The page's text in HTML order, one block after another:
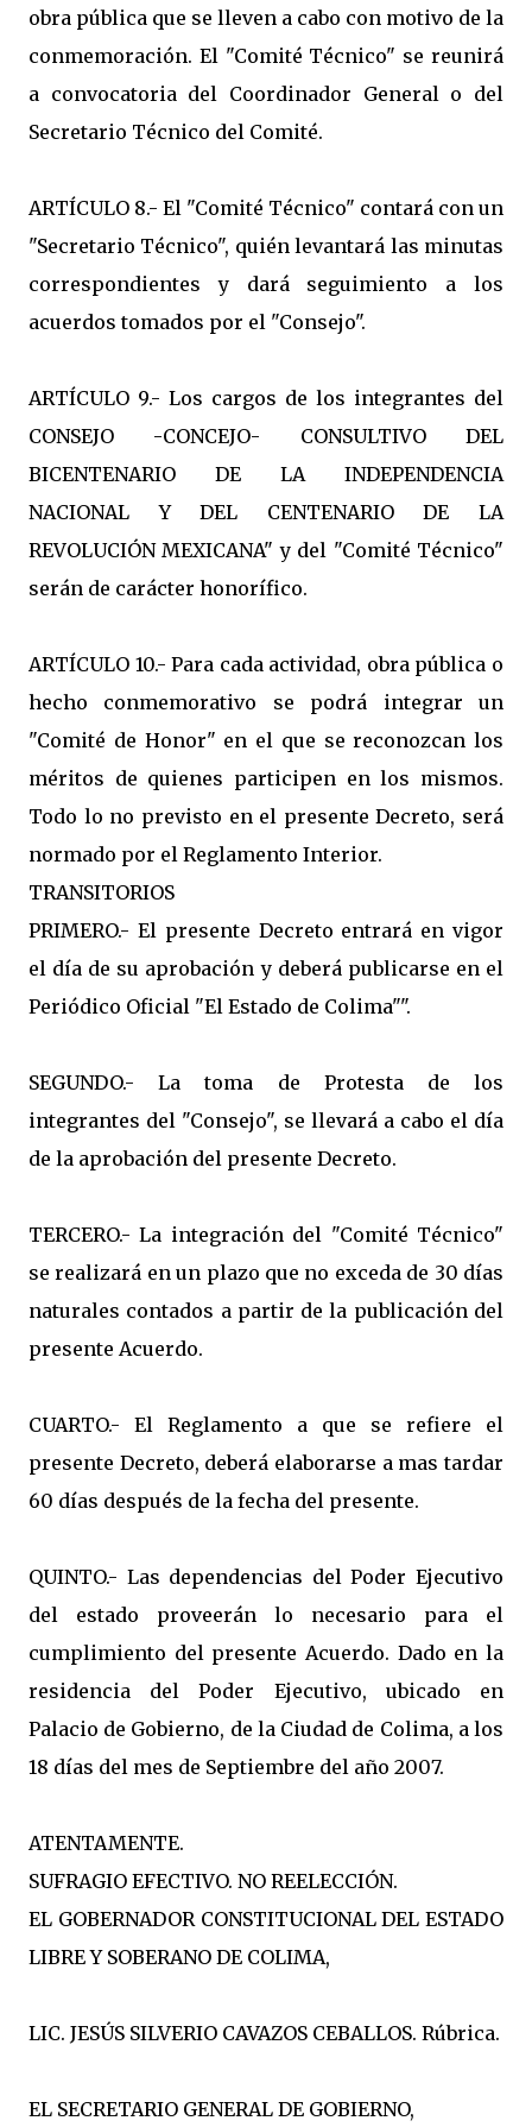
obra pública que se lleven a cabo con motivo de la
conmemoración. El "Comité Técnico" se reunirá
a convocatoria del Coordinador General o del
Secretario Técnico del Comité.
ARTÍCULO 8.- El "Comité Técnico" contará con un
"Secretario Técnico", quién levantará las minutas
correspondientes y dará seguimiento a los
acuerdos tomados por el "Consejo".
ARTÍCULO 9.- Los cargos de los integrantes del
CONSEJO -CONCEJO- CONSULTIVO DEL
BICENTENARIO DE LA INDEPENDENCIA
NACIONAL Y DEL CENTENARIO DE LA
REVOLUCIÓN MEXICANA" y del "Comité Técnico"
serán de carácter honorífico.
ARTÍCULO 10.- Para cada actividad, obra pública o
hecho conmemorativo se podrá integrar un
"Comité de Honor" en el que se reconozcan los
méritos de quienes participen en los mismos.
Todo lo no previsto en el presente Decreto, será
normado por el Reglamento Interior.
TRANSITORIOS
PRIMERO.- El presente Decreto entrará en vigor
el día de su aprobación y deberá publicarse en el
Periódico Oficial "El Estado de Colima"".
SEGUNDO.- La toma de Protesta de los
integrantes del "Consejo", se llevará a cabo el día
de la aprobación del presente Decreto.
TERCERO.- La integración del "Comité Técnico"
se realizará en un plazo que no exceda de 30 días
naturales contados a partir de la publicación del
presente Acuerdo.
CUARTO.- El Reglamento a que se refiere el
presente Decreto, deberá elaborarse a mas tardar
60 días después de la fecha del presente.
QUINTO.- Las dependencias del Poder Ejecutivo
del estado proveerán lo necesario para el
cumplimiento del presente Acuerdo. Dado en la
residencia del Poder Ejecutivo, ubicado en
Palacio de Gobierno, de la Ciudad de Colima, a los
18 días del mes de Septiembre del año 2007.
ATENTAMENTE.
SUFRAGIO EFECTIVO. NO REELECCIÓN.
EL GOBERNADOR CONSTITUCIONAL DEL ESTADO
LIBRE Y SOBERANO DE COLIMA,
LIC. JESÚS SILVERIO CAVAZOS CEBALLOS. Rúbrica.
EL SECRETARIO GENERAL DE GOBIERNO,